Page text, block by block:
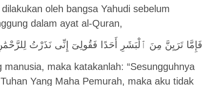
oleh bangsa Yahudi sebelum
dalam ayat al-Quran,
فَإِمَّا تَرَيِنَّ مِنَ ٱلْبَشَرِ أَحَدًا فَقُولِىٓ إِنِّى نَذَرْتُ
maka katakanlah: “Sesungguhnya
Yang Maha Pemurah, maka aku tidak